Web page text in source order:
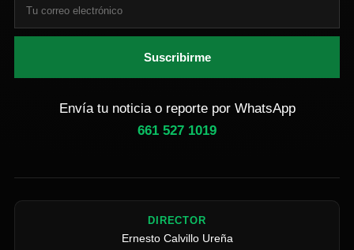
Suscribirme
Envía tu noticia o reporte por WhatsApp
661 527 1019
DIRECTOR
Ernesto Calvillo Ureña